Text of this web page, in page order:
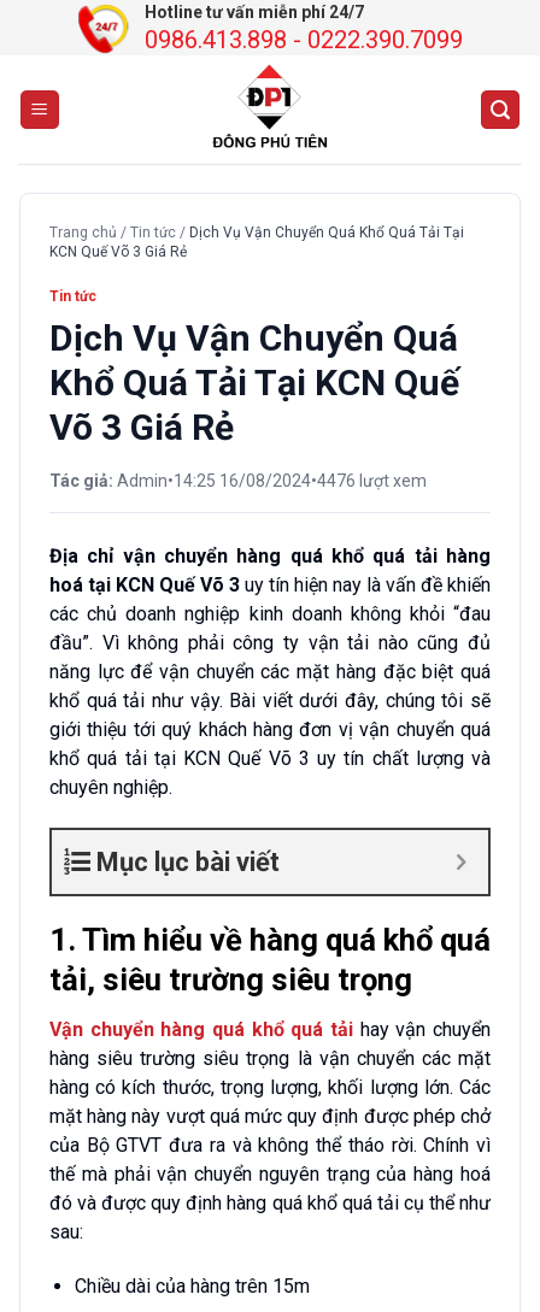
dung
Hotline tư vấn miễn phí 24/7
0986.413.898 - 0222.390.7099
Trang chủ / Tin tức / Dịch Vụ Vận Chuyển Quá Khổ Quá Tải Tại
KCN Quế Võ 3 Giá Rẻ
Tin tức
Dịch Vụ Vận Chuyển Quá
Khổ Quá Tải Tại KCN Quế
Võ 3 Giá Rẻ
Tác giả: Admin•14:25 16/08/2024•4476 lượt xem
Địa chỉ vận chuyển hàng quá khổ quá tải hàng
hoá tại KCN Quế Võ 3 uy tín hiện nay là vấn đề khiến
các chủ doanh nghiệp kinh doanh không khỏi “đau
đầu”. Vì không phải công ty vận tải nào cũng đủ
năng lực để vận chuyển các mặt hàng đặc biệt quá
khổ quá tải như vậy. Bài viết dưới đây, chúng tôi sẽ
giới thiệu tới quý khách hàng đơn vị vận chuyển quá
khổ quá tải tại KCN Quế Võ 3 uy tín chất lượng và
chuyên nghiệp.
Mục lục bài viết
1. Tìm hiểu về hàng quá khổ quá
tải, siêu trường siêu trọng
Vận chuyển hàng quá khổ quá tải hay vận chuyển
hàng siêu trường siêu trọng là vận chuyển các mặt
hàng có kích thước, trọng lượng, khối lượng lớn. Các
mặt hàng này vượt quá mức quy định được phép chở
của Bộ GTVT đưa ra và không thể tháo rời. Chính vì
thế mà phải vận chuyển nguyên trạng của hàng hoá
đó và được quy định hàng quá khổ quá tải cụ thể như
sau:
Chiều dài của hàng trên 15m